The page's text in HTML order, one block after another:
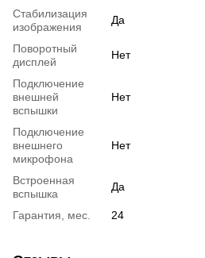
Стабилизация
изображения
Да
Поворотный
дисплей
Нет
Подключение
внешней
вспышки
Нет
Подключение
внешнего
микрофона
Нет
Встроенная
вспышка
Да
Гарантия, мес. 24